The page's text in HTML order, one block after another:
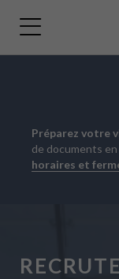
Aller
au
Aller
au
Aller
à
la
Préparez votre
de documents
horaires et